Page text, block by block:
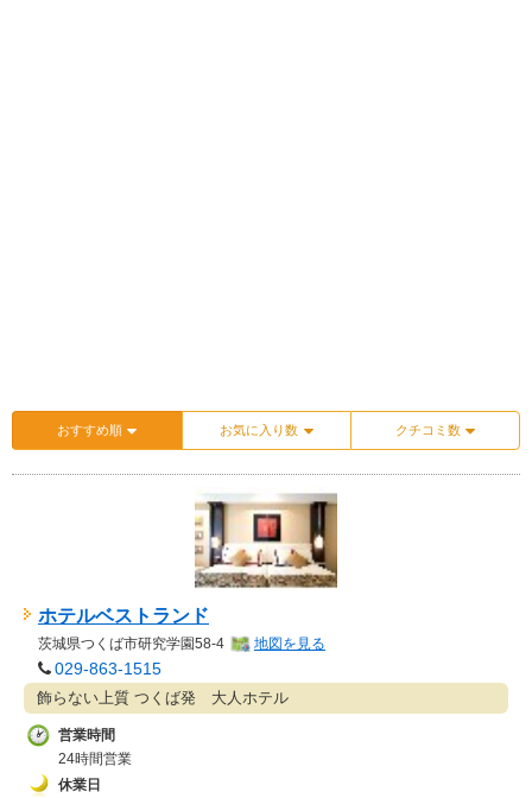
おすすめ順 お気に入り数 クチコミ数
ホテルベストランド
茨城県つくば市研究学園58-4 地図を見る
029-863-1515
飾らない上質 つくば発 大人ホテル
営業時間
24時間営業
休業日